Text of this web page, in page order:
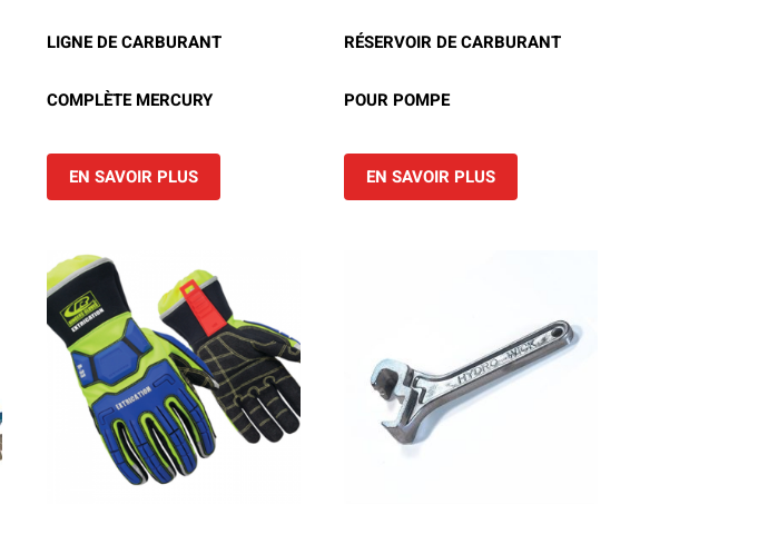
Planifier un rendez-vous
LIGNE DE CARBURANT
COMPLÈTE MERCURY
EN SAVOIR PLUS
RÉSERVOIR DE CARBURANT
POUR POMPE
EN SAVOIR PLUS